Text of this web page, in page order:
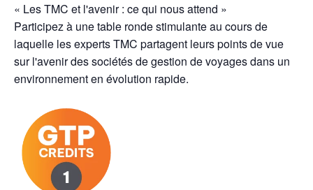
« Les TMC et l'avenir : ce qui nous attend »
Participez à une table ronde stimulante au cours de
laquelle les experts TMC partagent leurs points de vue
sur l'avenir des sociétés de gestion de voyages dans un
environnement en évolution rapide.